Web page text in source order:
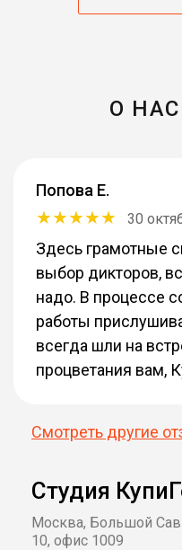
О
Попова Е.
30
Здесь грамотные
выбор дикторов,
надо. В процессе
работы
всегда шли на
процветания вам,
Смотреть другие
Студия
Москва, Большой
10, офис 1009